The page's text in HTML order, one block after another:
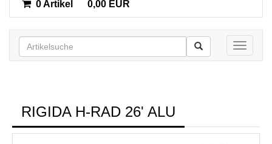
0 Artikel 0,00 EUR
Toggle
RIGIDA H-RAD 26' ALU